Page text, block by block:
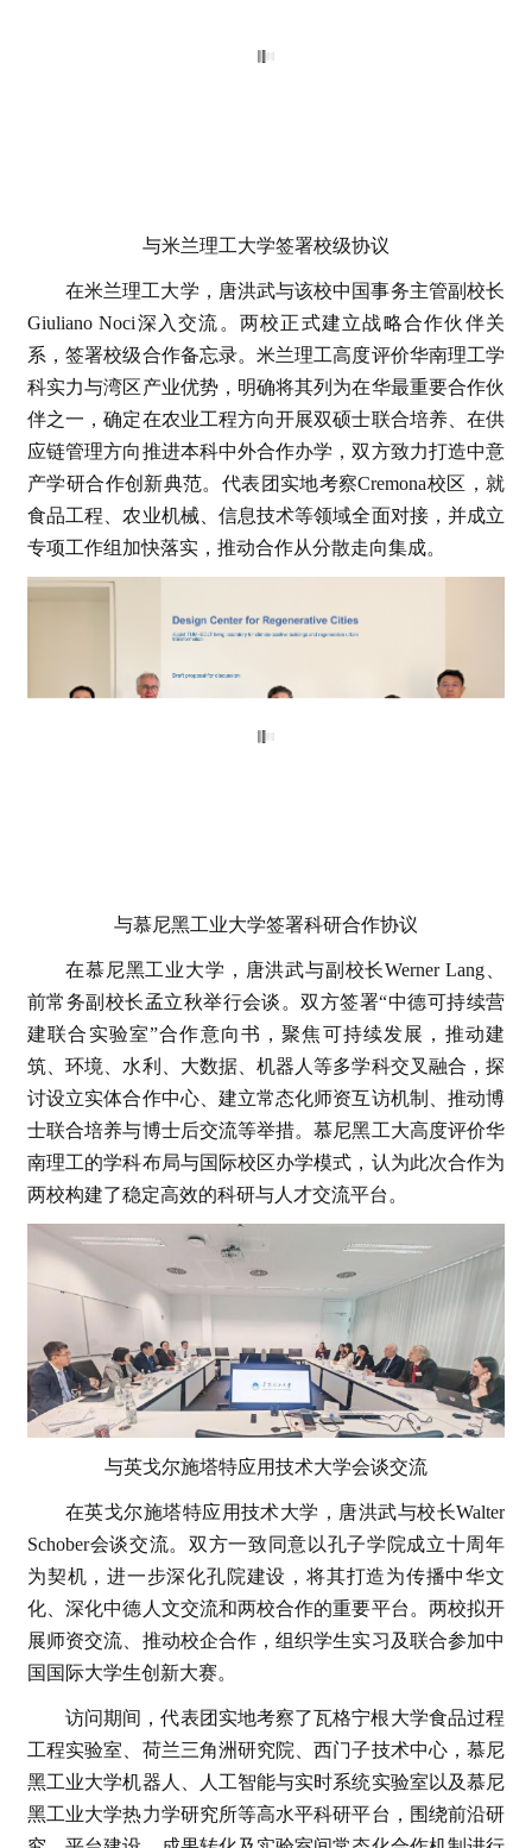
与米兰理工大学签署校级协议
在米兰理工大学，唐洪武与该校中国事务主管副校长
Giuliano Noci深入交流。两校正式建立战略合作伙伴关
系，签署校级合作备忘录。米兰理工高度评价华南理工学
科实力与湾区产业优势，明确将其列为在华最重要合作伙
伴之一，确定在农业工程方向开展双硕士联合培养、在供
应链管理方向推进本科中外合作办学，双方致力打造中意
产学研合作创新典范。代表团实地考察Cremona校区，就
食品工程、农业机械、信息技术等领域全面对接，并成立
专项工作组加快落实，推动合作从分散走向集成。
与慕尼黑工业大学签署科研合作协议
在慕尼黑工业大学，唐洪武与副校长Werner Lang、
前常务副校长孟立秋举行会谈。双方签署“中德可持续营
建联合实验室”合作意向书，聚焦可持续发展，推动建
筑、环境、水利、大数据、机器人等多学科交叉融合，探
讨设立实体合作中心、建立常态化师资互访机制、推动博
士联合培养与博士后交流等举措。慕尼黑工大高度评价华
南理工的学科布局与国际校区办学模式，认为此次合作为
两校构建了稳定高效的科研与人才交流平台。
与英戈尔施塔特应用技术大学会谈交流
在英戈尔施塔特应用技术大学，唐洪武与校长Walter
Schober会谈交流。双方一致同意以孔子学院成立十周年
为契机，进一步深化孔院建设，将其打造为传播中华文
化、深化中德人文交流和两校合作的重要平台。两校拟开
展师资交流、推动校企合作，组织学生实习及联合参加中
国国际大学生创新大赛。
访问期间，代表团实地考察了瓦格宁根大学食品过程
工程实验室、荷兰三角洲研究院、西门子技术中心，慕尼
黑工业大学机器人、人工智能与实时系统实验室以及慕尼
黑工业大学热力学研究所等高水平科研平台，围绕前沿研